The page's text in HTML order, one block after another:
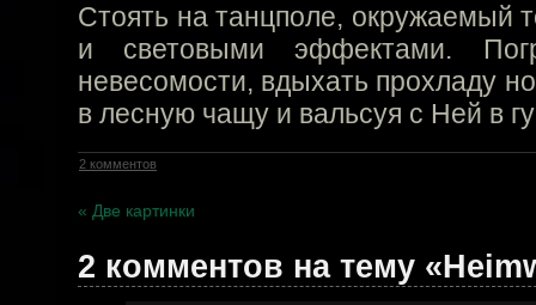
Стоять на танцполе, окружаемый
и световыми эффектами.
невесомости, вдыхать прохладу
в лесную чащу и вальсуя с Ней в
2 комментов
« Две картинки
2 комментов на тему